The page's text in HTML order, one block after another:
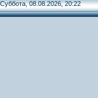
Суббота, 08.08.2026, 20:22